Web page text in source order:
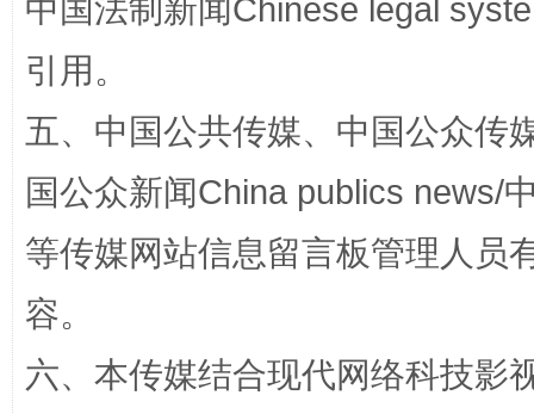
中国法制新闻Chinese legal
引用。
五、中国公共传媒、中国公众传
国公众新闻China publics news/
等传媒网站信息留言板管理人员
容。
六、本传媒结合现代网络科技影